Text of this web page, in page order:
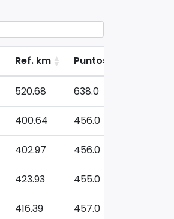
Ref. km Puntos de la
520.68 638.0
400.64 456.0
402.97 456.0
423.93 455.0
416.39 457.0